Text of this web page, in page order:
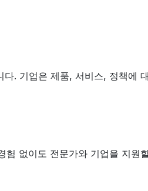
. 기업은 제품, 서비스, 정책에
없이도 전문가와 기업을 지원